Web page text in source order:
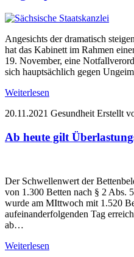
Angesichts der dramatisch
hat das Kabinett im Rahmen
19. November, eine
sich hauptsächlich gegen
Weiterlesen
20.11.2021 Gesundheit Erstellt
Ab heute gilt
Der Schwellenwert der
von 1.300 Betten nach § 2 Abs.
wurde am MIttwoch mit 1.520
aufeinanderfolgenden Tag
ab…
Weiterlesen